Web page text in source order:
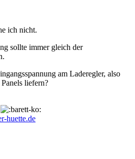
ich nicht.
sollte immer gleich der
am Laderegler, also
liefern?
huette.de